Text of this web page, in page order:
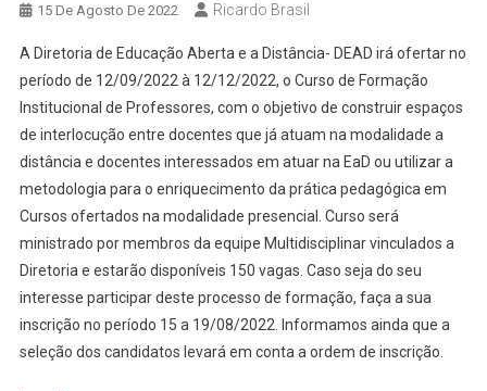
15 De Agosto De 2022 Ricardo Brasil
A Diretoria de Educação Aberta e a Distância- DEAD irá ofertar no
período de 12/09/2022 à 12/12/2022, o Curso de Formação
Institucional de Professores, com o objetivo de construir espaços
de interlocução entre docentes que já atuam na modalidade a
distância e docentes interessados em atuar na EaD ou utilizar a
metodologia para o enriquecimento da prática pedagógica em
Cursos ofertados na modalidade presencial. Curso será
ministrado por membros da equipe Multidisciplinar vinculados a
Diretoria e estarão disponíveis 150 vagas. Caso seja do seu
interesse participar deste processo de formação, faça a sua
inscrição no período 15 a 19/08/2022. Informamos ainda que a
seleção dos candidatos levará em conta a ordem de inscrição.